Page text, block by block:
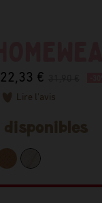
22,33 €
Lire l'avis